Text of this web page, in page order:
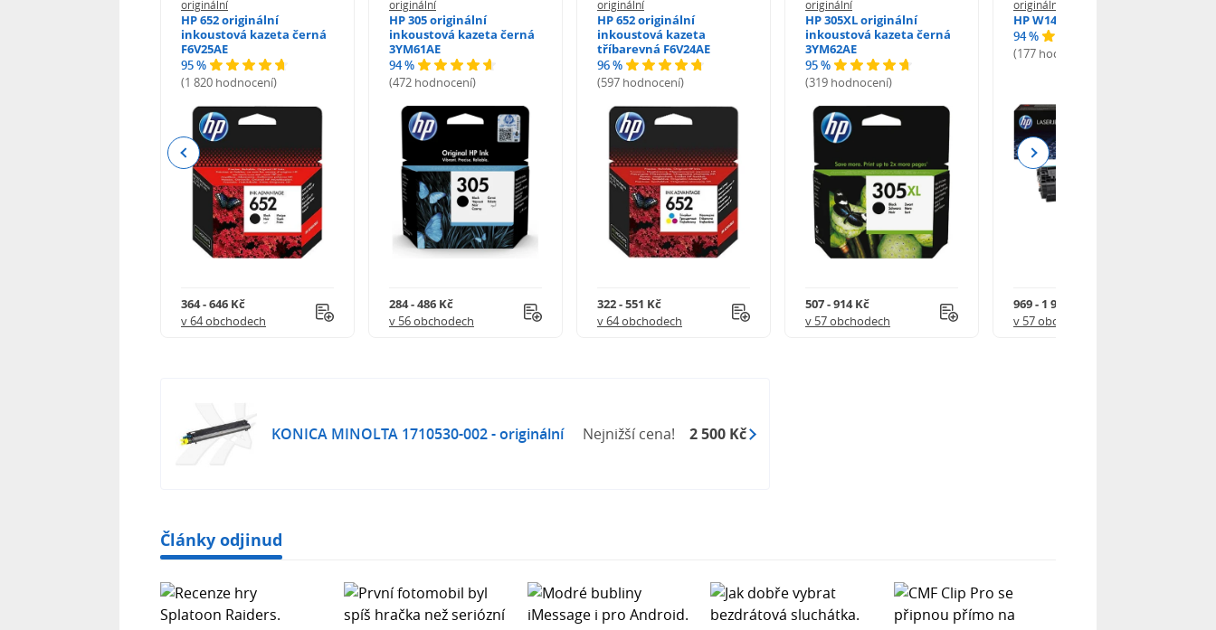
originální
HP 652 originální
inkoustová kazeta černá
F6V25AE
95 %
(1 820 hodnocení)
364 - 646 Kč
v 64 obchodech
originální
HP 305 originální
inkoustová kazeta černá
3YM61AE
94 %
(472 hodnocení)
284 - 486 Kč
v 56 obchodech
originální
HP 652 originální
inkoustová kazeta
tříbarevná F6V24AE
96 %
(597 hodnocení)
322 - 551 Kč
v 64 obchodech
originální
HP 305XL originální
inkoustová kazeta černá
3YM62AE
95 %
(319 hodnocení)
507 - 914 Kč
v 57 obchodech
originální
HP W1420A - originální
94 %
(177 hodnocení)
969 - 1 918 Kč
v 57 obchodech
Previous Next
KONICA MINOLTA 1710530-002 - originální Nejnižší cena! 2 500 Kč
Články odjinud